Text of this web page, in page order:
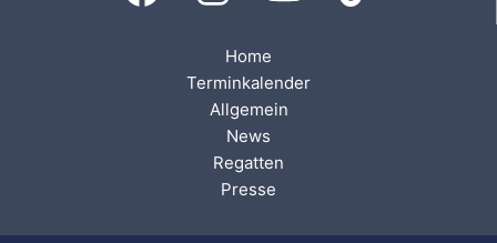
Home
Terminkalender
Allgemein
News
Regatten
Presse